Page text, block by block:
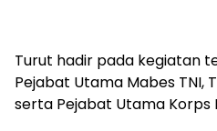
Turut hadir pada kegiatan
Pejabat Utama Mabes TNI,
serta Pejabat Utama Korps